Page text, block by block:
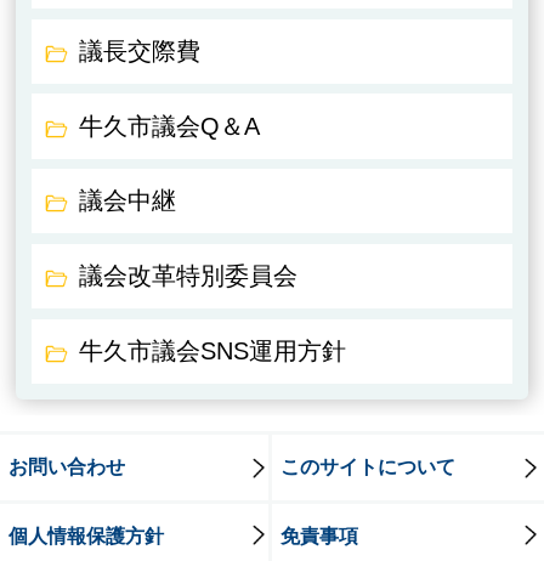
議長交際費
牛久市議会Q＆A
議会中継
議会改革特別委員会
牛久市議会SNS運用方針
お問い合わせ このサイトについて
個人情報保護方針 免責事項